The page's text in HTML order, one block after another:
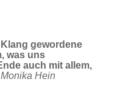
gewordene
was uns
auch mit allem,
Hein